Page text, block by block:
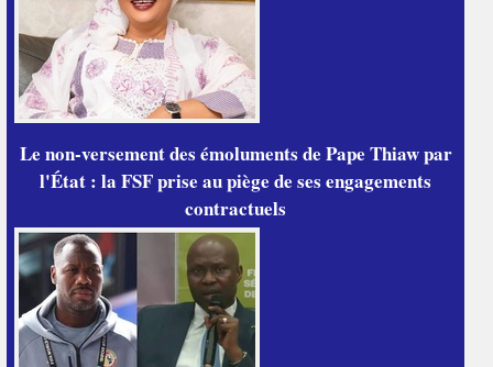
Le non-versement des émoluments de Pape Thiaw par
l'État : la FSF prise au piège de ses engagements
contractuels